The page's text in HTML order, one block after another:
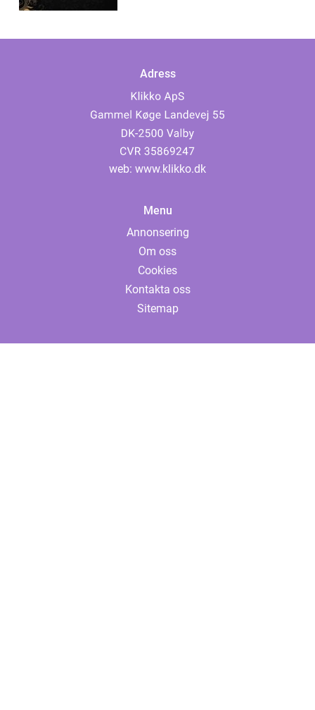
Adress
web: www.klikko.dk
Menu
Annonsering
Om oss
Cookies
Kontakta oss
Sitemap